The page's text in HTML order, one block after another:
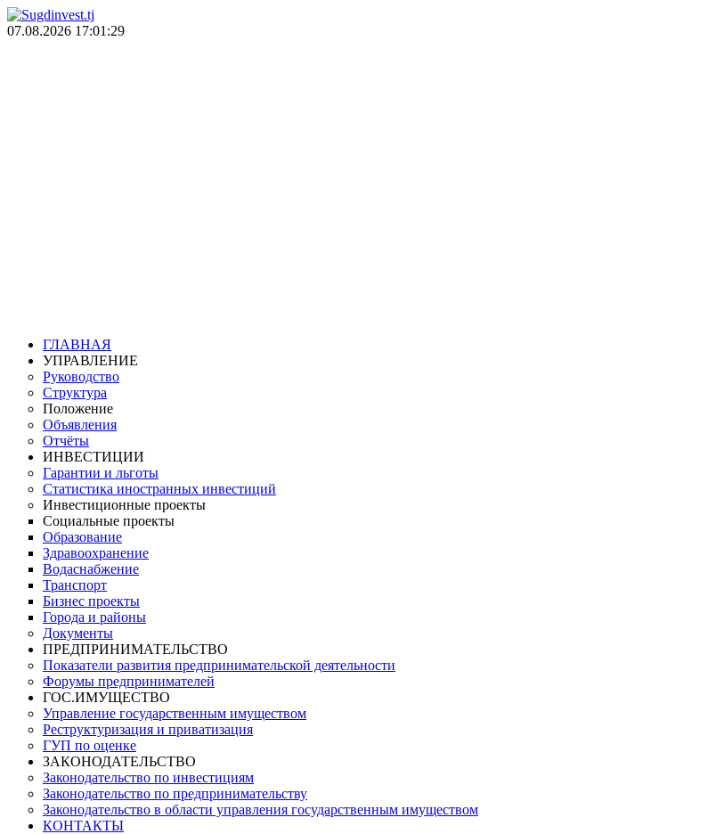
07.08.2026 17:01:30
ГЛАВНАЯ
УПРАВЛЕНИЕ
Руководство
Структура
Положение
Объявления
Отчёты
ИНВЕСТИЦИИ
Гарантии и льготы
Статистика иностранных инвестиций
Инвестиционные проекты
Социальные проекты
Образование
Здравоохранение
Водаснабжение
Транспорт
Бизнес проекты
Города и районы
Документы
ПРЕДПРИНИМАТЕЛЬСТВО
Показатели развития предпринимательской деятельности
Форумы предпринимателей
ГОС.ИМУЩЕСТВО
Управление государственным имуществом
Реструктуризация и приватизация
ГУП по оценке
ЗАКОНОДАТЕЛЬСТВО
Законодательство по инвестициям
Законодательство по предпринимательству
Законодательство в области управления государственным имуществом
КОНТАКТЫ